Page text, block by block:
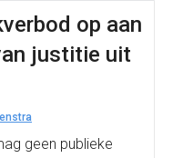
op aan
justitie uit
geen publieke